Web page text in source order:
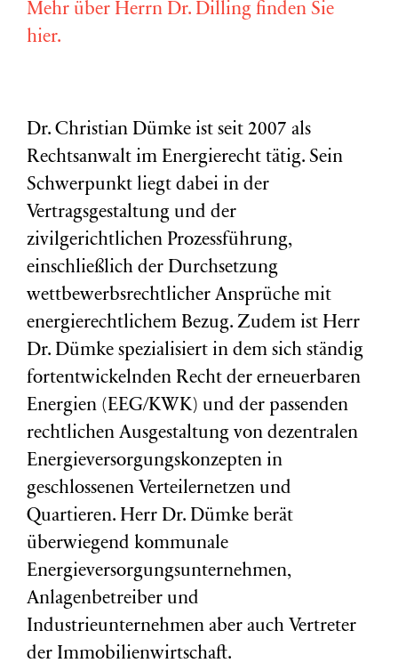
Mehr über Herrn Dr. Dilling finden Sie
hier.
Dr. Christian Dümke ist seit 2007 als
Rechtsanwalt im Energierecht tätig. Sein
Schwerpunkt liegt dabei in der
Vertragsgestaltung und der
zivilgerichtlichen Prozessführung,
einschließlich der Durchsetzung
wettbewerbsrechtlicher Ansprüche mit
energierechtlichem Bezug. Zudem ist Herr
Dr. Dümke spezialisiert in dem sich ständig
fortentwickelnden Recht der erneuerbaren
Energien (EEG/KWK) und der passenden
rechtlichen Ausgestaltung von dezentralen
Energieversorgungskonzepten in
geschlossenen Verteilernetzen und
Quartieren. Herr Dr. Dümke berät
überwiegend kommunale
Energieversorgungsunternehmen,
Anlagenbetreiber und
Industrieunternehmen aber auch Vertreter
der Immobilienwirtschaft.